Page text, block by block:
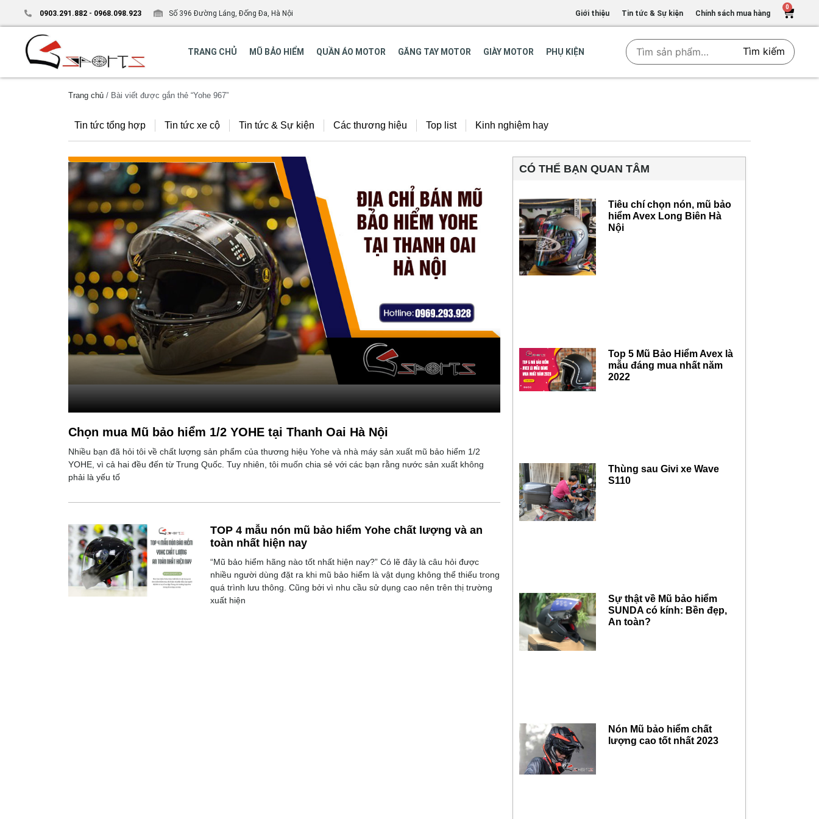
0903.291.882 - 0968.098.923 Số 396 Đường Láng, Đống Đa, Hà Nội Giới thiệu Tin tức & Sự kiện Chính sách mua hàng
0
TRANG CHỦ MŨ BẢO HIỂM QUẦN ÁO MOTOR GĂNG TAY MOTOR GIÀY MOTOR PHỤ KIỆN Tìm kiếm
Trang chủ / Bài viết được gắn thẻ “Yohe 967”
Tin tức tổng hợp Tin tức xe cộ Tin tức & Sự kiện Các thương hiệu Top list Kinh nghiệm hay
Chọn mua Mũ bảo hiểm 1/2 YOHE tại Thanh Oai Hà Nội
Nhiều bạn đã hỏi tôi về chất lượng sản phẩm của thương hiệu Yohe và nhà máy sản xuất mũ bảo hiểm 1/2
YOHE, vì cả hai đều đến từ Trung Quốc. Tuy nhiên, tôi muốn chia sẻ với các bạn rằng nước sản xuất không
phải là yếu tố
TOP 4 mẫu nón mũ bảo hiểm Yohe chất lượng và an
toàn nhất hiện nay
“Mũ bảo hiểm hãng nào tốt nhất hiện nay?” Có lẽ đây là câu hỏi được
nhiều người dùng đặt ra khi mũ bảo hiểm là vật dụng không thể thiếu trong
quá trình lưu thông. Cũng bởi vì nhu cầu sử dụng cao nên trên thị trường
xuất hiện
CÓ THỂ BẠN QUAN TÂM
Tiêu chí chọn nón, mũ bảo
hiểm Avex Long Biên Hà
Nội
Top 5 Mũ Bảo Hiểm Avex là
mẫu đáng mua nhất năm
2022
Thùng sau Givi xe Wave
S110
Sự thật về Mũ bảo hiểm
SUNDA có kính: Bền đẹp,
An toàn?
Nón Mũ bảo hiểm chất
lượng cao tốt nhất 2023